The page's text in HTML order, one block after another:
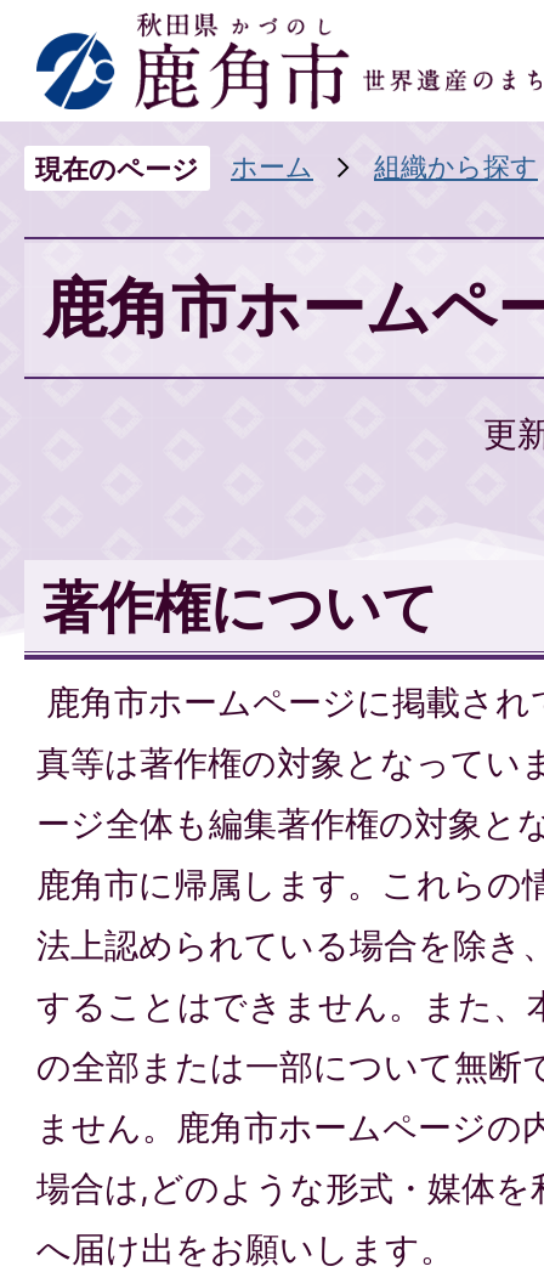
現在のページ ホーム 組織から探す
鹿角市ホームペ
更
著作権について
鹿角市ホームページに掲載さ
真等は著作権の対象となってい
ージ全体も編集著作権の対象と
鹿角市に帰属します。これらの
法上認められている場合を除き
することはできません。また、
の全部または一部について無断
ません。鹿角市ホームページの
場合は,どのような形式・媒体
へ届け出をお願いします。